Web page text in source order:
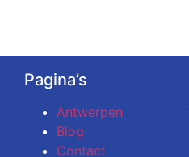
Pagina’s
Antwerpen
Blog
Contact